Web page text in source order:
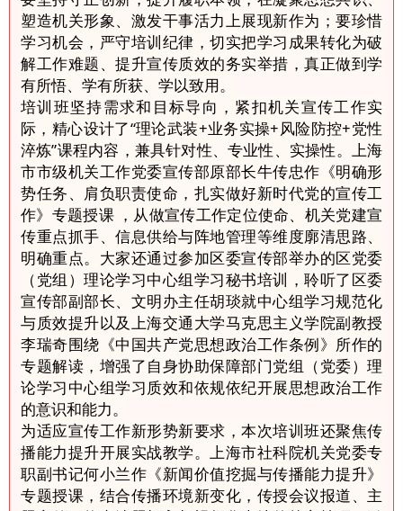
塑造机关形象、激发干事活力上展现新作为；要珍惜
学习机会，严守培训纪律，切实把学习成果转化为破
解工作难题、提升宣传质效的务实举措，真正做到学
有所悟、学有所获、学以致用。
培训班坚持需求和目标导向，紧扣机关宣传工作实
际，精心设计了“理论武装+业务实操+风险防控+党性
淬炼”课程内容，兼具针对性、专业性、实操性。上海
市市级机关工作党委宣传部原部长牛传忠作《明确形
势任务、肩负职责使命，扎实做好新时代党的宣传工
作》专题授课 ，从做宣传工作定位使命、机关党建宣
传重点抓手、信息供给与阵地管理等维度廓清思路、
明确重点。大家还通过参加区委宣传部举办的区党委
（党组）理论学习中心组学习秘书培训，聆听了区委
宣传部副部长、文明办主任胡琰就中心组学习规范化
与质效提升以及上海交通大学马克思主义学院副教授
李瑞奇围绕《中国共产党思想政治工作条例》所作的
专题解读，增强了自身协助保障部门党组（党委）理
论学习中心组学习质效和依规依纪开展思想政治工作
的意识和能力。
为适应宣传工作新形势新要求，本次培训班还聚焦传
播能力提升开展实战教学。上海市社科院机关党委专
职副书记何小兰作《新闻价值挖掘与传播能力提升》
专题授课，结合传播环境新变化，传授会议报道、主